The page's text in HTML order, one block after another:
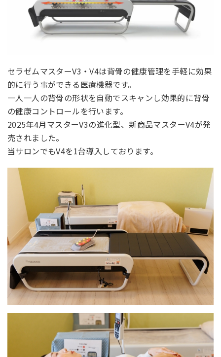
セラゼムマスターV3・V4は背骨の健康管理を手軽に効果
的に行う事ができる医療機器です。
一人一人の背骨の形状を自動でスキャンし効果的に背骨
の健康コントロールを行います。
2025年4月マスターV3の進化型、新商品マスターV4が発
売されました。
当サロンでもV4を1台導入しております。